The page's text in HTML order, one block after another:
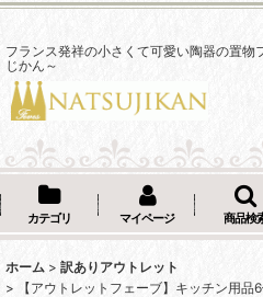
フランス発祥の小さくて可愛い陶器の置物
じかん～
カテゴリ マイページ 商品検
ホーム > 訳ありアウトレット
>
【アウトレットフェーブ】キッチン用